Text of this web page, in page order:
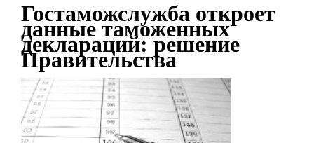
Гостаможслужба откроет
данные таможенных
деклараций: решение
Правительства